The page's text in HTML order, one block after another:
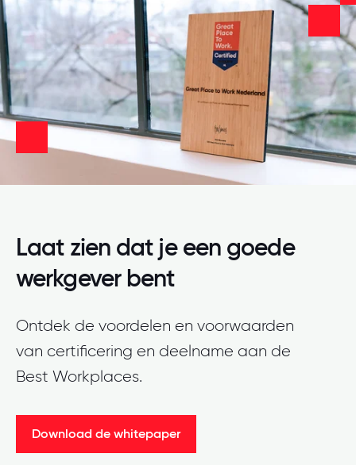
Laat zien dat je een goede
werkgever bent
Ontdek de voordelen en voorwaarden
van certificering en deelname aan de
Best Workplaces.
Download de whitepaper